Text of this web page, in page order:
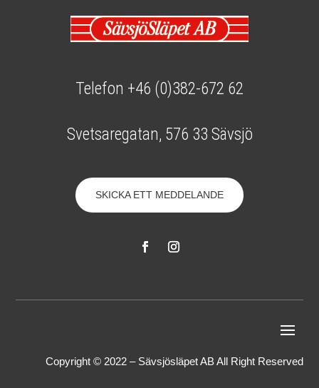
Telefon +46 (0)382-672 62
Svetsaregatan, 576 33 Sävsjö
SKICKA ETT MEDDELANDE
Copyright © 2022 – Sävsjösläpet AB All Right Reserved